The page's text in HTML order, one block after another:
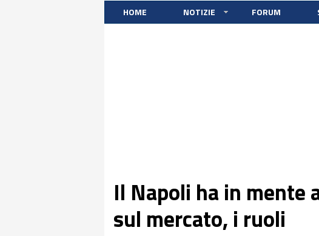
HOME NOTIZIE FORUM
Il Napoli ha in mente
sul mercato, i ruoli